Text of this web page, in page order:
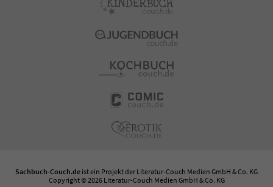
Sachbuch-Couch.de ist ein Projekt der Literatur-Couch Medien GmbH & Co. KG
Copyright © 2026 Literatur-Couch Medien GmbH & Co. KG